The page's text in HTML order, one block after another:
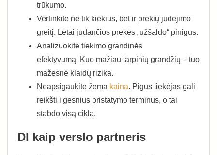
trūkumo.
Vertinkite ne tik kiekius, bet ir prekių judėjimo
greitį. Lėtai judančios prekės „užšaldo“ pinigus.
Analizuokite tiekimo grandinės
efektyvumą. Kuo mažiau tarpinių grandžių – tuo
mažesnė klaidų rizika.
Neapsigaukite žema kaina. Pigus tiekėjas gali
reikšti ilgesnius pristatymo terminus, o tai
stabdo visą ciklą.
DI kaip verslo partneris